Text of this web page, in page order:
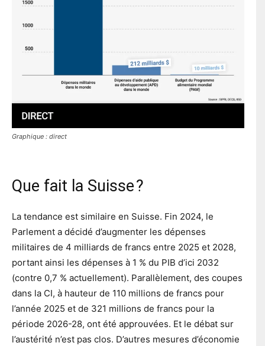
Graphique : direct
Que fait la Suisse ?
La tendance est similaire en Suisse. Fin 2024, le
Parlement a décidé d’augmenter les dépenses
militaires de 4 milliards de francs entre 2025 et 2028,
portant ainsi les dépenses à 1 % du PIB d’ici 2032
(contre 0,7 % actuellement). Parallèlement, des coupes
dans la CI, à hauteur de 110 millions de francs pour
l’année 2025 et de 321 millions de francs pour la
période 2026-28, ont été approuvées. Et le débat sur
l’austérité n’est pas clos. D’autres mesures d’économie